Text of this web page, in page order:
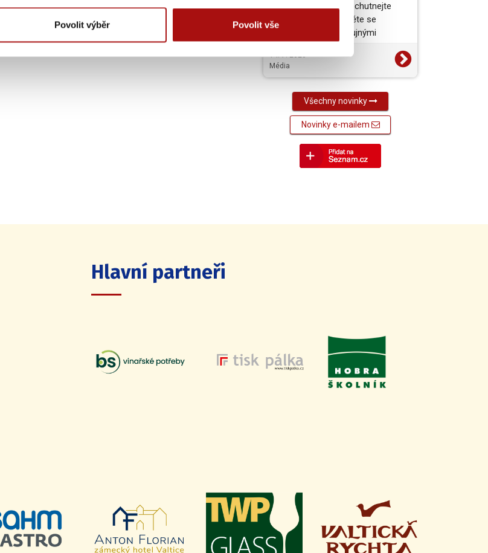
Povolit výběr Povolit vše
Užijte si skvělá vína, ochutnejte
vynikající jídlo a projděte se
barokními zámky s bujnými
14. 7. 2026
Média
Všechny novinky
Novinky e-mailem
Hlavní partneři